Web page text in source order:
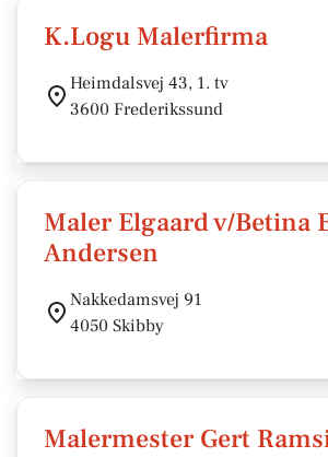
K.Logu Malerfirma
Heimdalsvej 43, 1. tv
3600 Frederikssund
Maler Elgaard v/Betina
Andersen
Nakkedamsvej 91
4050 Skibby
Malermester Gert